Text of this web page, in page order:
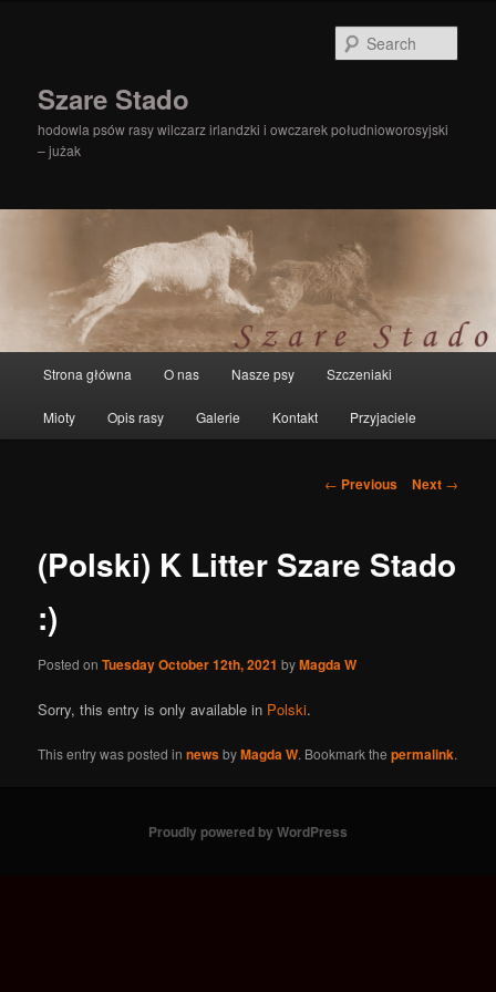
Szare Stado
hodowla psów rasy wilczarz irlandzki i owczarek południoworosyjski
– jużak
Skip
to
Strona główna O nas Nasze psy Szczeniaki
Mioty Opis rasy Galerie Kontakt Przyjaciele
Post
← Previous Next →
(Polski) K Litter Szare Stado
:)
Posted onTuesday October 12th, 2021 byMagda W
Sorry, this entry is only available in Polski.
This entry was posted innewsbyMagda W. Bookmark thepermalink.
Proudly powered by WordPress